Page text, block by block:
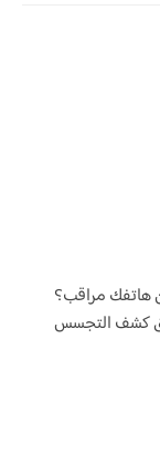
هاتفك مراقب؟
كشف التجسس